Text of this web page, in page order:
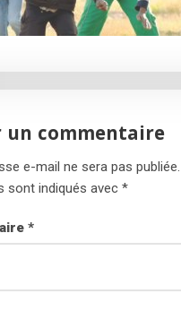
un commentaire
e-mail ne sera pas publiée.
sont indiqués avec *
*